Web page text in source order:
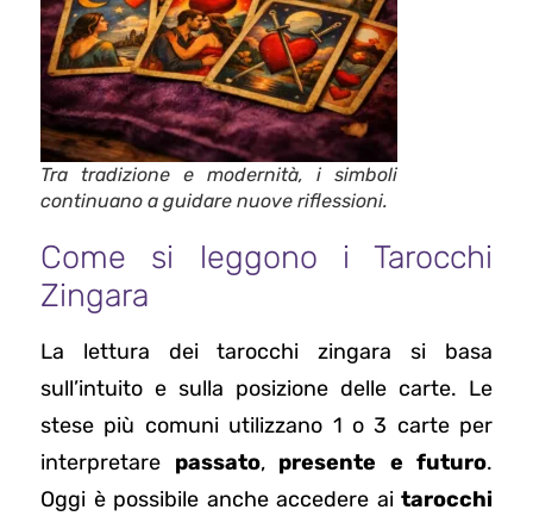
Tra tradizione e modernità, i simboli
continuano a guidare nuove riflessioni.
Come si leggono i Tarocchi
Zingara
La lettura dei tarocchi zingara si basa
sull’intuito e sulla posizione delle carte. Le
stese più comuni utilizzano 1 o 3 carte per
interpretare passato, presente e futuro.
Oggi è possibile anche accedere ai tarocchi